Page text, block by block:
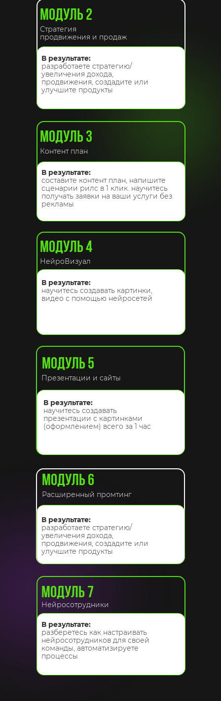
МОДУЛЬ 2
В результате:
разработаете стратегию/
увеличения дохода,
продвижения, создадите или
улучшите продукты
Стратегия
продвижения и продаж
МОДУЛЬ 3
В результате:
составите контент план, напишите
сценарии рилс в 1 клик. научитесь
получать заявки на ваши услуги без
рекламы
Контент план
НейроВизуал
В результате:
научитесь создавать картинки,
видео с помощью нейросетей
МОДУЛЬ 4
В результате:
разберетесь как настраивать
нейросотрудников для своей
команды, автоматизируете
процессы
МОДУЛЬ 7
Нейросотрудники
Расширенный промтинг
В результате:
разработаете стратегию/
увеличения дохода,
продвижения, создадите или
улучшите продукты
МОДУЛЬ 6
В результате:
научитесь создавать
презентации с картинками
(оформлением) всего за 1 час
МОДУЛЬ 5
Презентации и сайты